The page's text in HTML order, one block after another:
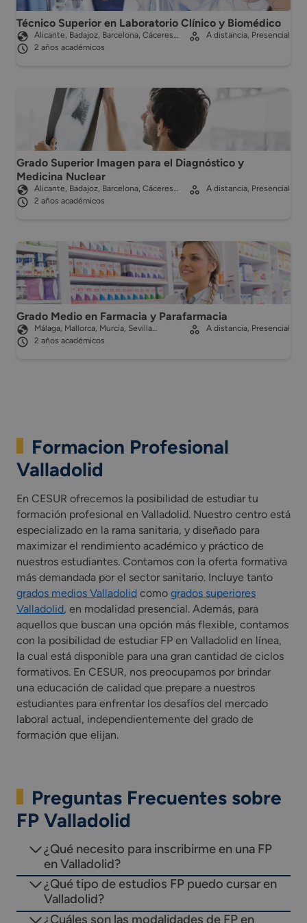
Técnico Superior en Laboratorio Clínico y Biomédico
Alicante, Badajoz, Barcelona, Cáceres…
2 años académicos
A distancia, Presencial
Grado Superior Imagen para el Diagnóstico y
Medicina Nuclear
Alicante, Badajoz, Barcelona, Cáceres…
2 años académicos
A distancia, Presencial
Grado Medio en Farmacia y Parafarmacia
Málaga, Mallorca, Murcia, Sevilla…
2 años académicos
A distancia, Presencial
Formacion Profesional
Valladolid
En CESUR ofrecemos la posibilidad de estudiar tu
formación profesional en Valladolid. Nuestro centro está
especializado en la rama sanitaria, y diseñado para
maximizar el rendimiento académico y práctico de
nuestros estudiantes. Contamos con la oferta formativa
más demandada por el sector sanitario. Incluye tanto
grados medios Valladolid como grados superiores
Valladolid, en modalidad presencial. Además, para
aquellos que buscan una opción más flexible, contamos
con la posibilidad de estudiar FP en Valladolid en línea,
la cual está disponible para una gran cantidad de ciclos
formativos. En CESUR, nos preocupamos por brindar
una educación de calidad que prepare a nuestros
estudiantes para enfrentar los desafíos del mercado
laboral actual, independientemente del grado de
formación que elijan.
Preguntas Frecuentes sobre
FP Valladolid
¿Qué necesito para inscribirme en una FP
en Valladolid?
¿Qué tipo de estudios FP puedo cursar en
Valladolid?
¿Cuáles son las modalidades de FP en